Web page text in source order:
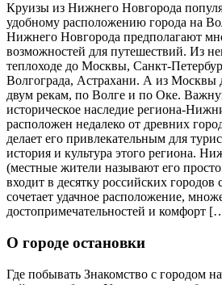
Круизы из Нижнего Новгорода
удобному расположению города на
Нижнего Новгорода предполагают
возможностей для путешествий. Из
теплоходе до Москвы, Санкт-
Волгограда, Астрахани. А из Москвы
двум рекам, по Волге и по Оке.
историческое наследие региона-
расположен недалеко от древних
делает его привлекательным для
история и культура этого региона.
(местные жители называют его
входит в десятку российских городов
сочетает удачное расположение,
достопримечательностей и комфорт
О городе остановки
Где побывать Знакомство с городом